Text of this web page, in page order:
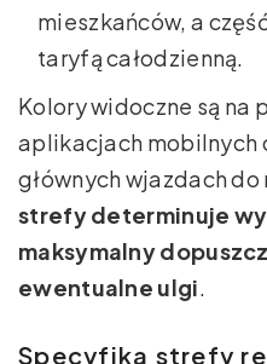
mieszkańców, a
taryfą całodzienną.
Kolory widoczne są na
aplikacjach mobilnych
głównych wjazdach do
strefy determinuje
maksymalny
ewentualne ulgi.
Specyfika strefy